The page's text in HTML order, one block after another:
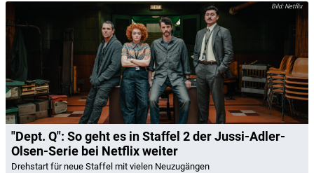
Netflix
"Dept. Q": So geht es in Staffel 2 der Jussi-Adler-
Olsen-Serie bei Netflix weiter
Drehstart für neue Staffel mit vielen Neuzugängen